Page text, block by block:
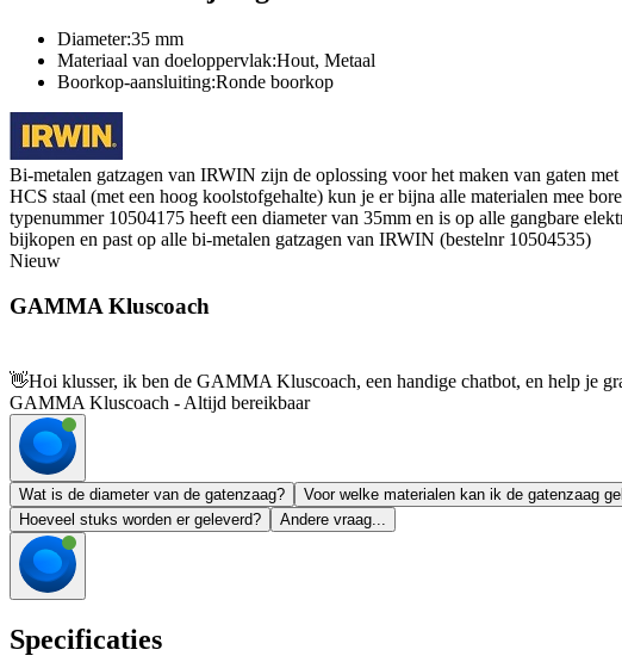
Diameter:35 mm
Materiaal van doeloppervlak:Hout, Metaal
Boorkop-aansluiting:Ronde boorkop
Bi-metalen gatzagen van IRWIN zijn de oplossing voor het maken van gaten
HCS staal (met een hoog koolstofgehalte) kun je er bijna alle materialen mee
typenummer 10504175 heeft een diameter van 35mm en is op alle gangbare
bijkopen en past op alle bi-metalen gatzagen van IRWIN (bestelnr 10504535)
Nieuw
GAMMA Kluscoach
👋Hoi klusser, ik ben de GAMMA Kluscoach, een handige chatbot, en help je
GAMMA Kluscoach - Altijd bereikbaar
Wat is de diameter van de gatenzaag? Voor welke materialen kan ik de gatenzaag
Hoeveel stuks worden er geleverd?
Andere vraag...
Specificaties